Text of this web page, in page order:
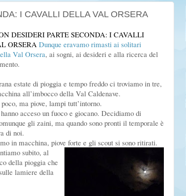
I CAVALLI DELLA VAL ORSERA
DESIDERI PARTE SECONDA: I CAVALLI
ORSERA Dunque eravamo rimasti ai solitari
Val Orsera, ai sogni, ai desideri e alla ricerca del
estate di pioggia e tempo freddo ci troviamo in tre,
all’imbocco della Val Caldenave.
ma piove, lampi tutt’intorno.
acceso un fuoco e giocano. Decidiamo di
gli zaini, ma quando sono pronti il temporale è
di noi.
in macchina, piove forte e gli scout si sono ritirati.
subito, al
della pioggia che
lamiere della